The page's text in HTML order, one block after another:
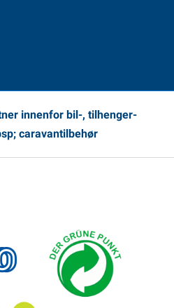
innenfor bil-, tilhenger-
caravantilbehør